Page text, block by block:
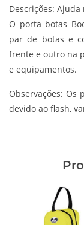
Descrições: Ajuda
O porta botas
par de botas e
frente e outro na
e equipamentos.
Observações: Os
devido ao flash,